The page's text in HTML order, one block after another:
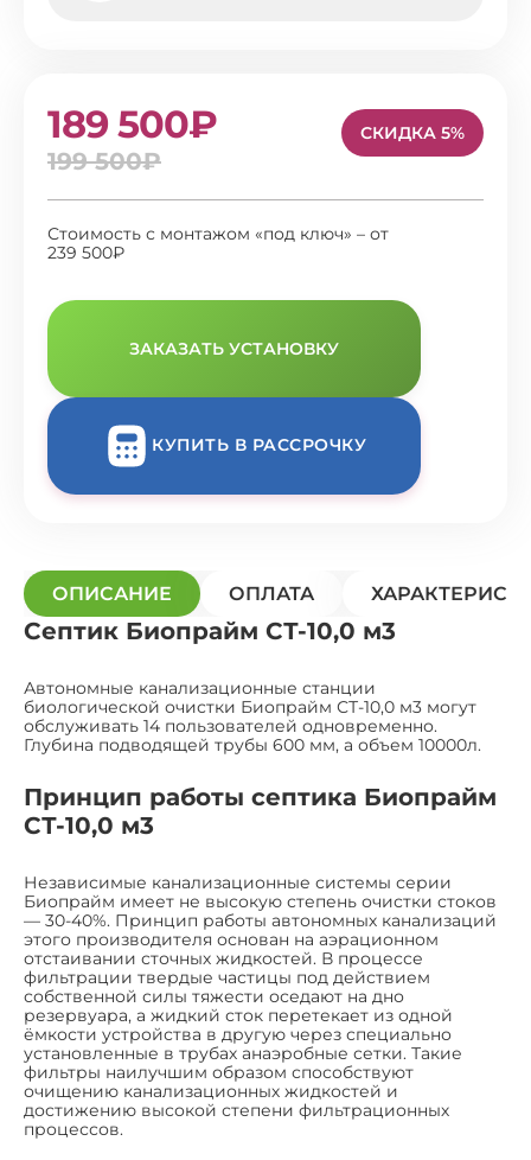
189 500₽
199 500₽
СКИДКА 5%
Стоимость с монтажом «под ключ» – от
239 500₽
ЗАКАЗАТЬ УСТАНОВКУ
КУПИТЬ В РАССРОЧКУ
ОПИСАНИЕ ОПЛАТА
Септик Биопрайм СТ-10,0 м3
Автономные канализационные станции
биологической очистки Биопрайм СТ-10,0 м3 могут
обслуживать 14 пользователей одновременно.
Глубина подводящей трубы 600 мм, а объем 10000л.
Принцип работы септика Биопрайм
СТ-10,0 м3
Независимые канализационные системы серии
Биопрайм имеет не высокую степень очистки стоков
— 30-40%. Принцип работы автономных канализаций
этого производителя основан на аэрационном
отстаивании сточных жидкостей. В процессе
фильтрации твердые частицы под действием
собственной силы тяжести оседают на дно
резервуара, а жидкий сток перетекает из одной
ёмкости устройства в другую через специально
установленные в трубах анаэробные сетки. Такие
фильтры наилучшим образом способствуют
очищению канализационных жидкостей и
достижению высокой степени фильтрационных
процессов.